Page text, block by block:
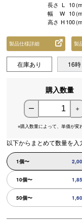
長さ L 10
幅
W 10
高さ H 100
製品仕様詳細 製
在庫あり 16
購入数量
ー ＋
※購入数量によって、 単価が変
以下からまとめて数量を入
1個〜
10個〜
50個〜